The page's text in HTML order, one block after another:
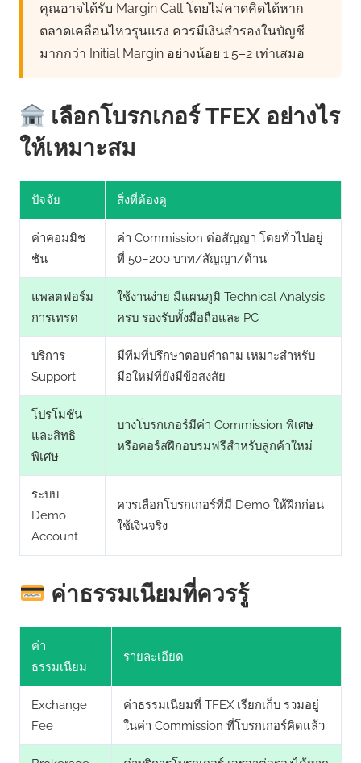
คุณอาจได้รับ Margin Call โดยไม่คาดคิดได้หาก
ตลาดเคลื่อนไหวรุนแรง ควรมีเงินสำรองในบัญชี
มากกว่า Initial Margin อย่างน้อย 1.5–2 เท่าเสมอ
เลือกโบรกเกอร์ TFEX อย่างไร
ให้เหมาะสม
ปัจจัย สิ่งที่ต้องดู
ค่าคอมมิช
ชัน
ค่า Commission ต่อสัญญา โดยทั่วไปอยู่
ที่ 50–200 บาท/สัญญา/ด้าน
แพลตฟอร์ม
การเทรด
ใช้งานง่าย มีแผนภูมิ Technical Analysis
ครบ รองรับทั้งมือถือและ PC
บริการ
Support
มีทีมที่ปรึกษาตอบคำถาม เหมาะสำหรับ
มือใหม่ที่ยังมีข้อสงสัย
โปรโมชัน
และสิทธิ
พิเศษ
บางโบรกเกอร์มีค่า Commission พิเศษ
หรือคอร์สฝึกอบรมฟรีสำหรับลูกค้าใหม่
ระบบ
Demo
Account
ควรเลือกโบรกเกอร์ที่มี Demo ให้ฝึกก่อน
ใช้เงินจริง
ค่าธรรมเนียมที่ควรรู้
ค่า
ธรรมเนียม
รายละเอียด
Exchange
Fee
ค่าธรรมเนียมที่ TFEX เรียกเก็บ รวมอยู่
ในค่า Commission ที่โบรกเกอร์คิดแล้ว